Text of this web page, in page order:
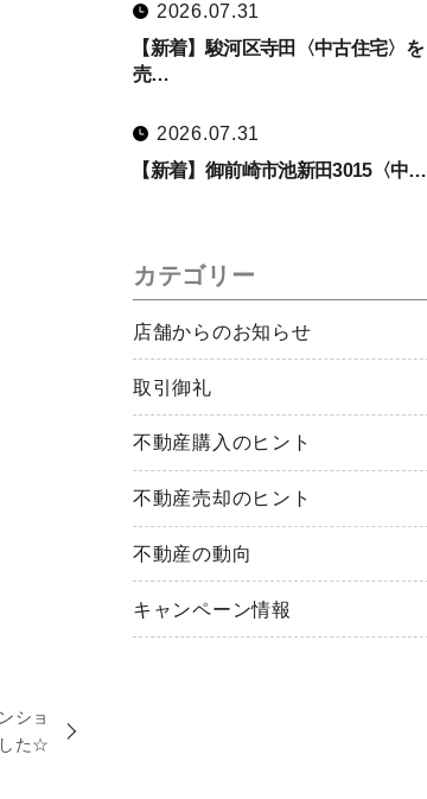
ショ
た☆
2026.07.31
【新着】駿河区寺田〈中古住宅〉を
売…
2026.07.31
【新着】御前崎市池新田3015〈中…
カテゴリー
店舗からのお知らせ
取引御礼
不動産購入のヒント
不動産売却のヒント
不動産の動向
キャンペーン情報